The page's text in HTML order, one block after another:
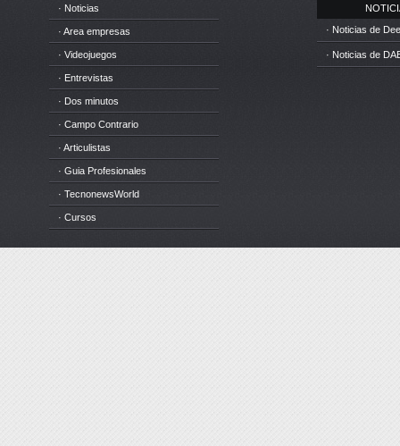
· Noticias
· Area empresas
· Videojuegos
· Entrevistas
· Dos minutos
· Campo Contrario
· Articulistas
· Guia Profesionales
· TecnonewsWorld
· Cursos
· Noticias de
· Noticias de